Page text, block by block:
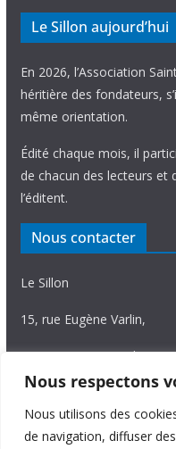
Nous respectons
Nous utilisons des
de navigation, diffuser
Le Sillon aujourd’hui
En 2026, l’Association
héritière des fondateurs,
même orientation.
Édité chaque mois, il
de chacun des lecteurs et
l’éditent.
Nous contacter
Le Sillon
15, rue Eugène Varlin,
87036 Limoges Cedex.
Tél. 05 55 06 14 15
Nous écrire